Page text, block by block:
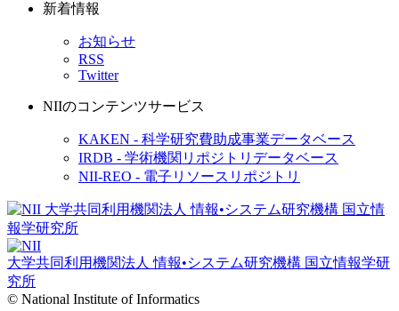
新着情報
お知らせ
RSS
Twitter
NIIのコンテンツサービス
KAKEN - 科学研究費助成事業データベース
IRDB - 学術機関リポジトリデータベース
NII-REO - 電子リソースリポジトリ
大学共同利用機関法人 情報•システム研究機構 国立情報学研
究所
© National Institute of Informatics